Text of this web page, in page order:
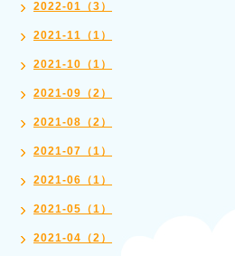
2022-01（3）
2021-11（1）
2021-10（1）
2021-09（2）
2021-08（2）
2021-07（1）
2021-06（1）
2021-05（1）
2021-04（2）